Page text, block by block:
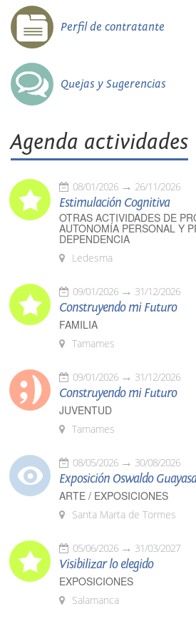
Perfil de contratante
Quejas y Sugerencias
Agenda actividades
08/01/2026 26/11/2026
Estimulación Cognitiva
OTRAS ACTIVIDADES DE
AUTONOMÍA PERSONAL Y
DEPENDENCIA
Ledesma
09/01/2026 31/12/2026
Construyendo mi Futuro
FAMILIA
Tamames
09/01/2026 31/12/2026
Construyendo mi Futuro
JUVENTUD
Tamames
08/05/2026 30/08/2026
Exposición Oswaldo
ARTE / EXPOSICIONES
Santa Marta de Tormes
05/06/2026 31/03/2027
Visibilizar lo elegido
EXPOSICIONES
Salamanca